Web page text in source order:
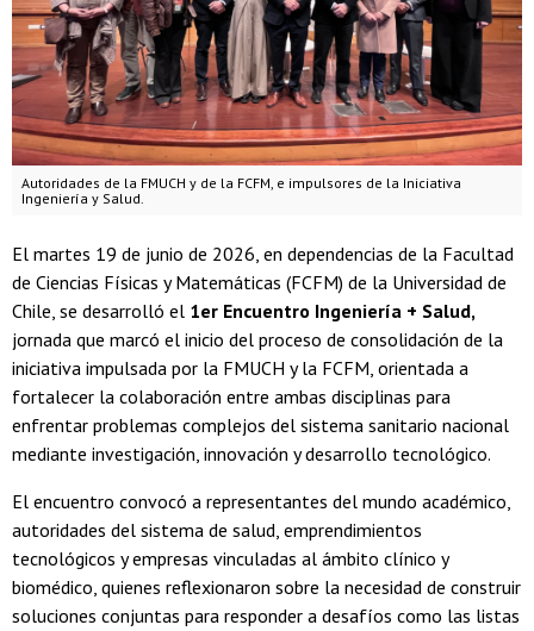
Autoridades de la FMUCH y de la FCFM, e impulsores de la Iniciativa
Ingeniería y Salud.
El martes 19 de junio de 2026, en dependencias de la Facultad
de Ciencias Físicas y Matemáticas (FCFM) de la Universidad de
Chile, se desarrolló el 1er Encuentro Ingeniería + Salud,
jornada que marcó el inicio del proceso de consolidación de la
iniciativa impulsada por la FMUCH y la FCFM, orientada a
fortalecer la colaboración entre ambas disciplinas para
enfrentar problemas complejos del sistema sanitario nacional
mediante investigación, innovación y desarrollo tecnológico.
El encuentro convocó a representantes del mundo académico,
autoridades del sistema de salud, emprendimientos
tecnológicos y empresas vinculadas al ámbito clínico y
biomédico, quienes reflexionaron sobre la necesidad de construir
soluciones conjuntas para responder a desafíos como las listas